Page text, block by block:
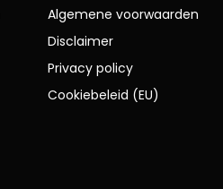
Algemene voorwaarden
Disclaimer
Privacy policy
Cookiebeleid (EU)